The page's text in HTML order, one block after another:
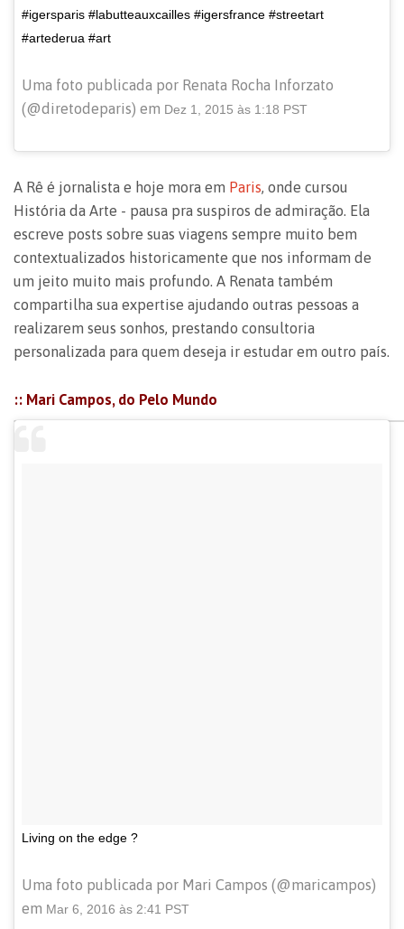
#igersparis #labutteauxcailles #igersfrance #streetart
#artederua #art
Uma foto publicada por Renata Rocha Inforzato
(@diretodeparis) em Dez 1, 2015 às 1:18 PST
A Rê é jornalista e hoje mora em Paris, onde cursou
História da Arte - pausa pra suspiros de admiração. Ela
escreve posts sobre suas viagens sempre muito bem
contextualizados historicamente que nos informam de
um jeito muito mais profundo. A Renata também
compartilha sua expertise ajudando outras pessoas a
realizarem seus sonhos, prestando consultoria
personalizada para quem deseja ir estudar em outro país.
:: Mari Campos, do Pelo Mundo
Living on the edge ?
Uma foto publicada por Mari Campos (@maricampos)
em Mar 6, 2016 às 2:41 PST